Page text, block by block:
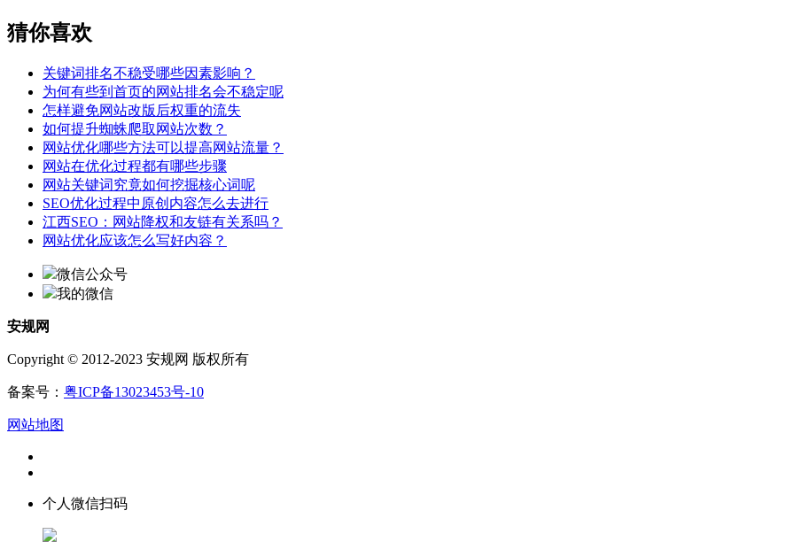
猜你喜欢
关键词排名不稳受哪些因素影响？
为何有些到首页的网站排名会不稳定呢
怎样避免网站改版后权重的流失
如何提升蜘蛛爬取网站次数？
网站优化哪些方法可以提高网站流量？
网站在优化过程都有哪些步骤
网站关键词究竟如何挖掘核心词呢
SEO优化过程中原创内容怎么去进行
江西SEO：网站降权和友链有关系吗？
网站优化应该怎么写好内容？
微信公众号
我的微信
安规网
Copyright © 2012-2023 安规网 版权所有
备案号： 粤ICP备13023453号-10
网站地图
个人微信扫码